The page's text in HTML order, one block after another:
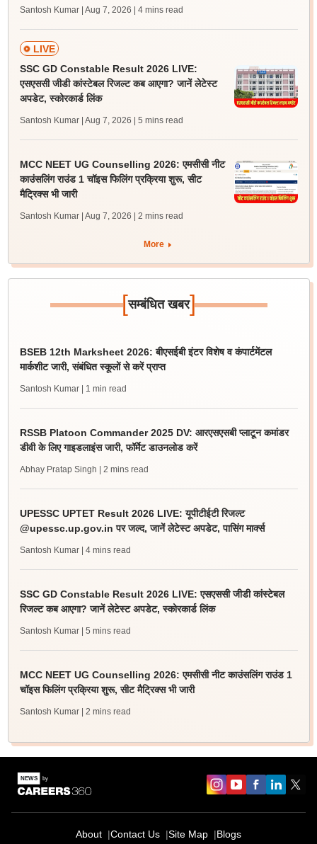
Santosh Kumar | Aug 7, 2026 | 4 mins read
LIVE
SSC GD Constable Result 2026 LIVE:
एसएससी जीडी कांस्टेबल रिजल्ट कब आएगा? जानें लेटेस्ट
अपडेट, स्कोरकार्ड लिंक
Santosh Kumar | Aug 7, 2026 | 5 mins read
MCC NEET UG Counselling 2026: एमसीसी नीट
काउंसलिंग राउंड 1 चॉइस फिलिंग प्रक्रिया शुरू, सीट
मैट्रिक्स भी जारी
Santosh Kumar | Aug 7, 2026 | 2 mins read
More
[सम्बंधित खबर]
BSEB 12th Marksheet 2026: बीएसईबी इंटर विशेष व कंपार्टमेंटल
मार्कशीट जारी, संबंधित स्कूलों से करें प्राप्त
Santosh Kumar | 1 min read
RSSB Platoon Commander 2025 DV: आरएसएसबी प्लाटून कमांडर
डीवी के लिए गाइडलाइंस जारी, फॉर्मेट डाउनलोड करें
Abhay Pratap Singh | 2 mins read
UPESSC UPTET Result 2026 LIVE: यूपीटीईटी रिजल्ट
@upessc.up.gov.in पर जल्द, जानें लेटेस्ट अपडेट, पासिंग मार्क्स
Santosh Kumar | 4 mins read
SSC GD Constable Result 2026 LIVE: एसएससी जीडी कांस्टेबल
रिजल्ट कब आएगा? जानें लेटेस्ट अपडेट, स्कोरकार्ड लिंक
Santosh Kumar | 5 mins read
MCC NEET UG Counselling 2026: एमसीसी नीट काउंसलिंग राउंड 1
चॉइस फिलिंग प्रक्रिया शुरू, सीट मैट्रिक्स भी जारी
Santosh Kumar | 2 mins read
About Contact Us Site Map Blogs